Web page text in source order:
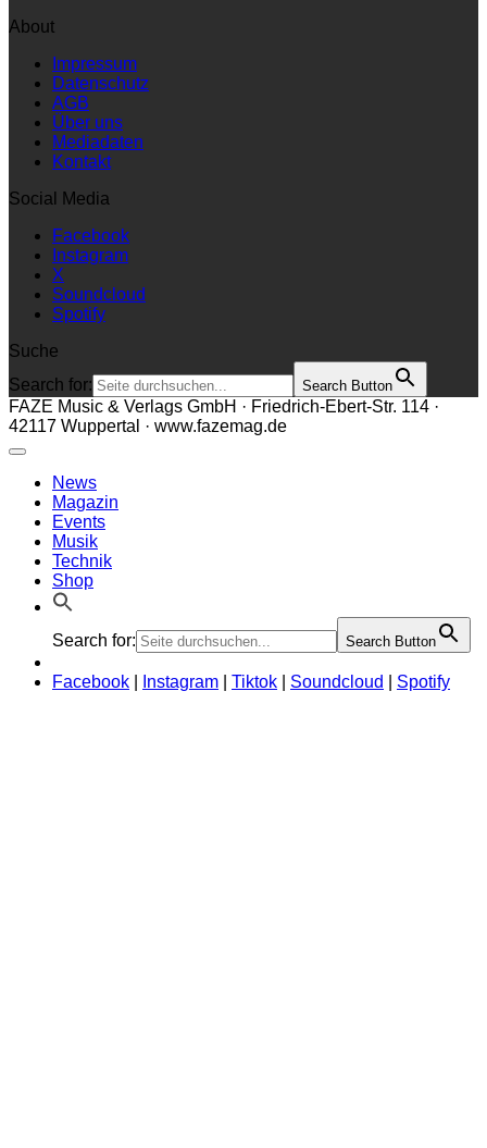
About
Impressum
Datenschutz
AGB
Über uns
Mediadaten
Kontakt
Social Media
Facebook
Instagram
X
Soundcloud
Spotify
Suche
Search for:
Search Button
FAZE Music & Verlags GmbH · Friedrich-Ebert-Str. 114 ·
42117 Wuppertal · www.fazemag.de
News
Magazin
Events
Musik
Technik
Shop
Search for: Search Button
Facebook Instagram Tiktok Soundcloud Spotify